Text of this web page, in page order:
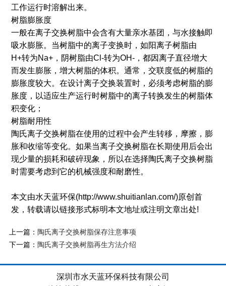
工作运行时溶解出来。
树脂膨胀度
一般在离子交换树脂中会含有大量亲水基团，与水接触即
吸水膨胀。当树脂中的离子变换时，如阳离子树脂由
H+转为Na+，阴树脂由Cl-转为OH-，都因离子直径增大
而发生膨胀，增大树脂的体积。通常，交联度低的树脂的
膨胀度较大。在设计离子交换装置时，必须考虑树脂的膨
胀度，以适应生产运行时树脂中的离子转换发生的树脂体
积变化；
树脂耐用性
陶氏离子交换树脂在使用的过程中会产生转移，摩擦，膨
胀和收缩等变化。如果当离子交换树脂在长期使用后会出
现少量的损耗和破碎现象，所以在选择陶氏离子交换树脂
时需要考虑到它的机械强度和耐磨性。
本文由水天蓝环保(http://www.shuitianlan.com/)原创首
发，转载请以链接形式标明本文地址或注明文章出处!
上一篇： 陶氏离子交换树脂保存注意事项
下一篇： 陶氏离子交换树脂再生方法介绍
深圳市水天蓝环保科技有限公司